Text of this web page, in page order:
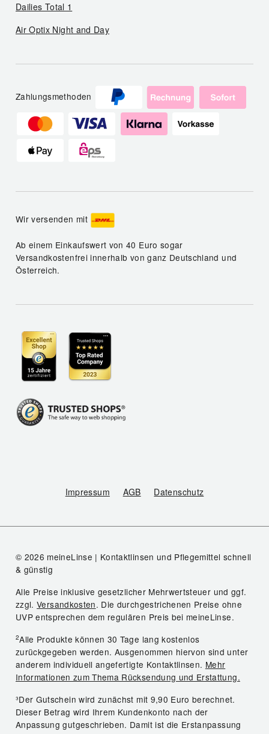
Dailies Total 1
Air Optix Night and Day
Zahlungsmethoden
Wir versenden mit
Ab einem Einkaufswert von 40 Euro sogar
Versandkostenfrei innerhalb von ganz Deutschland und
Österreich.
Impressum AGB Datenschutz
© 2026 meineLinse | Kontaktlinsen und Pflegemittel schnell
& günstig
Alle Preise inklusive gesetzlicher Mehrwertsteuer und ggf.
zzgl.Versandkosten. Die durchgestrichenen Preise ohne
UVP entsprechen dem regulären Preis bei meineLinse.
2Alle Produkte können 30 Tage lang kostenlos
zurückgegeben werden. Ausgenommen hiervon sind unter
anderem individuell angefertigte Kontaktlinsen. Mehr
Informationen zum Thema Rücksendung und Erstattung.
³Der Gutschein wird zunächst mit 9,90 Euro berechnet.
Dieser Betrag wird Ihrem Kundenkonto nach der
Anpassung gutgeschrieben. Damit ist die Erstanpassung